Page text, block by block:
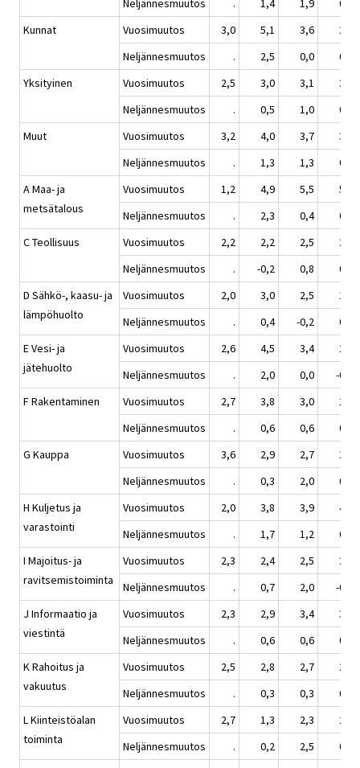
Neljännesmuutos
. 1,4 1,9
0,2
Kunnat
Vuosimuutos 3,0 5,1 3,6
2,8
Neljännesmuutos
. 2,5 0,0
0,1
Yksityinen
Vuosimuutos 2,5 3,0 3,1
3,1
Neljännesmuutos
. 0,5 1,0
0,2
Muut
Vuosimuutos 3,2 4,0 3,7
3,2
Neljännesmuutos
. 1,3 1,3
0,1
A Maa- ja
metsätalous
Vuosimuutos 1,2 4,9 5,5
5,1
Neljännesmuutos
. 2,3 0,4
0,9
C Teollisuus
Vuosimuutos 2,2 2,2 2,5
2,7
Neljännesmuutos
. -0,2 0,8
0,3
D Sähkö-, kaasu- ja
lämpöhuolto
Vuosimuutos 2,0 3,0 2,5
1,3
Neljännesmuutos
. 0,4 -0,2
0,4
E Vesi- ja
jätehuolto
Vuosimuutos 2,6 4,5 3,4
2,6
Neljännesmuutos
. 2,0 0,0
-0,3
F Rakentaminen
Vuosimuutos 2,7 3,8 3,0
2,7
Neljännesmuutos
. 0,6 0,6
0,3
G Kauppa
Vuosimuutos 3,6 2,9 2,7
2,7
Neljännesmuutos
. 0,3 2,0
0,0
H Kuljetus ja
varastointi
Vuosimuutos 2,0 3,8 3,9
4,0
Neljännesmuutos
. 1,7 1,2
0,1
I Majoitus- ja
ravitsemistoiminta
Vuosimuutos 2,3 2,4 2,5
2,5
Neljännesmuutos
. 0,7 2,0
-0,1
J Informaatio ja
viestintä
Vuosimuutos 2,3 2,9 3,4
3,8
Neljännesmuutos
. 0,6 0,6
0,5
K Rahoitus ja
vakuutus
Vuosimuutos 2,5 2,8 2,7
2,6
Neljännesmuutos
. 0,3 0,3
0,3
L Kiinteistöalan
toiminta
Vuosimuutos 2,7 1,3 2,3
2,7
Neljännesmuutos
. 0,2 2,5
0,2